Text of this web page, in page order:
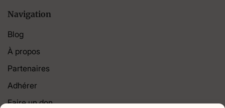
Navigation
Blog
À propos
Partenaires
Adhérer
Faire un don